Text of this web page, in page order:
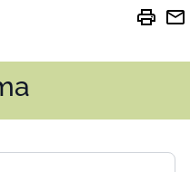
print mail